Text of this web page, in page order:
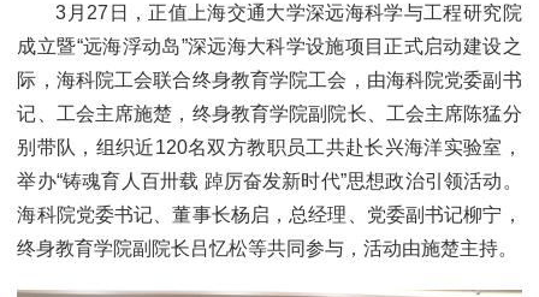
3月27日，正值上海交通大学深远海科学与工程研究院
成立暨“远海浮动岛”深远海大科学设施项目正式启动建设之
际，海科院工会联合终身教育学院工会，由海科院党委副书
记、工会主席施楚，终身教育学院副院长、工会主席陈猛分
别带队，组织近120名双方教职员工共赴长兴海洋实验室，
举办“铸魂育人百卅载 踔厉奋发新时代”思想政治引领活动。
海科院党委书记、董事长杨启，总经理、党委副书记柳宁，
终身教育学院副院长吕忆松等共同参与，活动由施楚主持。